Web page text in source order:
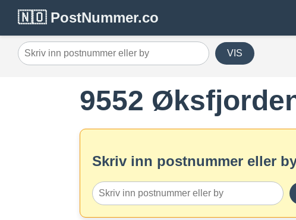
🇳🇴 PostNummer.co
VIS
9552
Skriv inn postnummer eller